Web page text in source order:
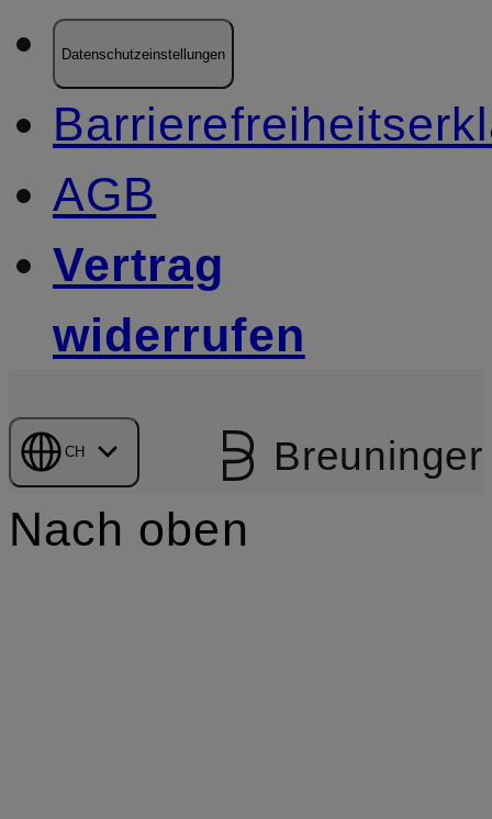
Datenschutzeinstellungen
AGB
Vertrag
widerrufen
CH Breuninger
Nach oben